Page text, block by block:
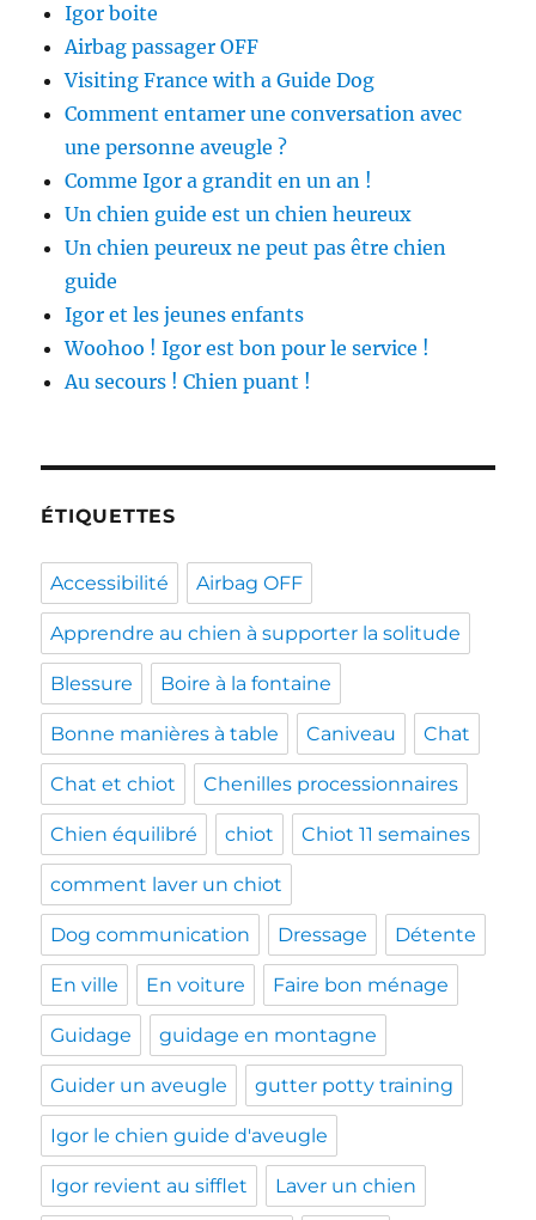
Igor boite
Airbag passager OFF
Visiting France with a Guide Dog
Comment entamer une conversation avec
une personne aveugle ?
Comme Igor a grandit en un an !
Un chien guide est un chien heureux
Un chien peureux ne peut pas être chien
guide
Igor et les jeunes enfants
Woohoo ! Igor est bon pour le service !
Au secours ! Chien puant !
ÉTIQUETTES
Accessibilité Airbag OFF
Apprendre au chien à supporter la solitude
Blessure Boire à la fontaine
Bonne manières à table Caniveau Chat
Chat et chiot Chenilles processionnaires
Chien équilibré chiot Chiot 11 semaines
comment laver un chiot
Dog communication Dressage Détente
En ville En voiture Faire bon ménage
Guidage guidage en montagne
Guider un aveugle gutter potty training
Igor le chien guide d'aveugle
Igor revient au sifflet Laver un chien